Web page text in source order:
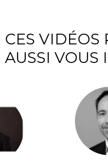
CES VIDÉOS
AUSSI VOUS